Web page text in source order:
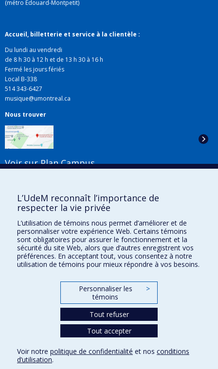
(métro Édouard-Montpetit)
Accueil, billetterie et service à la clientèle :
Du lundi au vendredi
de 8 h 30 à 12 h et de 13 h 30 à 16 h
Fermé les jours fériés
Local B-338
514 343-6427
musique@umontreal.ca
Nous trouver
Voir sur Plan Campus
Liens utiles
Plan du site
Accessibilité
S'abonner à l'infolettre
Donner à la Faculté de musique
Conditions d’utilisation
L’UdeM reconnaît l’importance de
respecter la vie privée
L’utilisation de témoins nous permet d’améliorer et de
personnaliser votre expérience Web. Certains témoins
sont obligatoires pour assurer le fonctionnement et la
sécurité du site Web, alors que d’autres enregistrent vos
préférences. En acceptant tout, vous consentez à notre
utilisation de témoins pour mieux répondre à vos besoins.
Personnaliser les
témoins
>
Tout refuser
Tout accepter
Voir notre politique de confidentialité et nos conditions
d’utilisation.